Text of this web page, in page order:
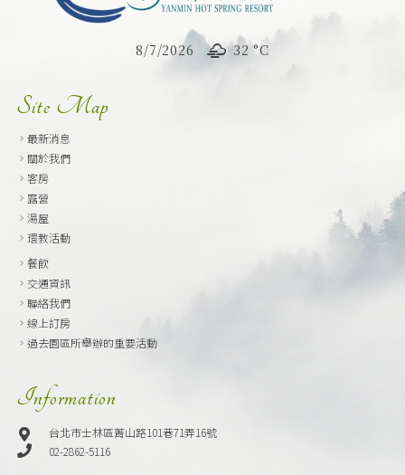
8/7/2026 32 °C
Site Map
最新消息
關於我們
客房
露營
湯屋
環教活動
餐飲
交通資訊
聯絡我們
線上訂房
過去園區所舉辦的重要活動
Information
台北市士林區菁山路101巷71弄16號
02-2862-5116